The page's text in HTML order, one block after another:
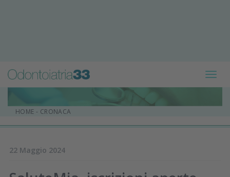
HOME - CRONACA
22 Maggio 2024